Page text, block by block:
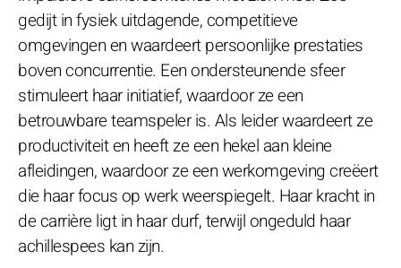
gedijt in fysiek uitdagende, competitieve
omgevingen en waardeert persoonlijke prestaties
boven concurrentie. Een ondersteunende sfeer
stimuleert haar initiatief, waardoor ze een
betrouwbare teamspeler is. Als leider waardeert ze
productiviteit en heeft ze een hekel aan kleine
afleidingen, waardoor ze een werkomgeving creëert
die haar focus op werk weerspiegelt. Haar kracht in
de carrière ligt in haar durf, terwijl ongeduld haar
achillespees kan zijn.